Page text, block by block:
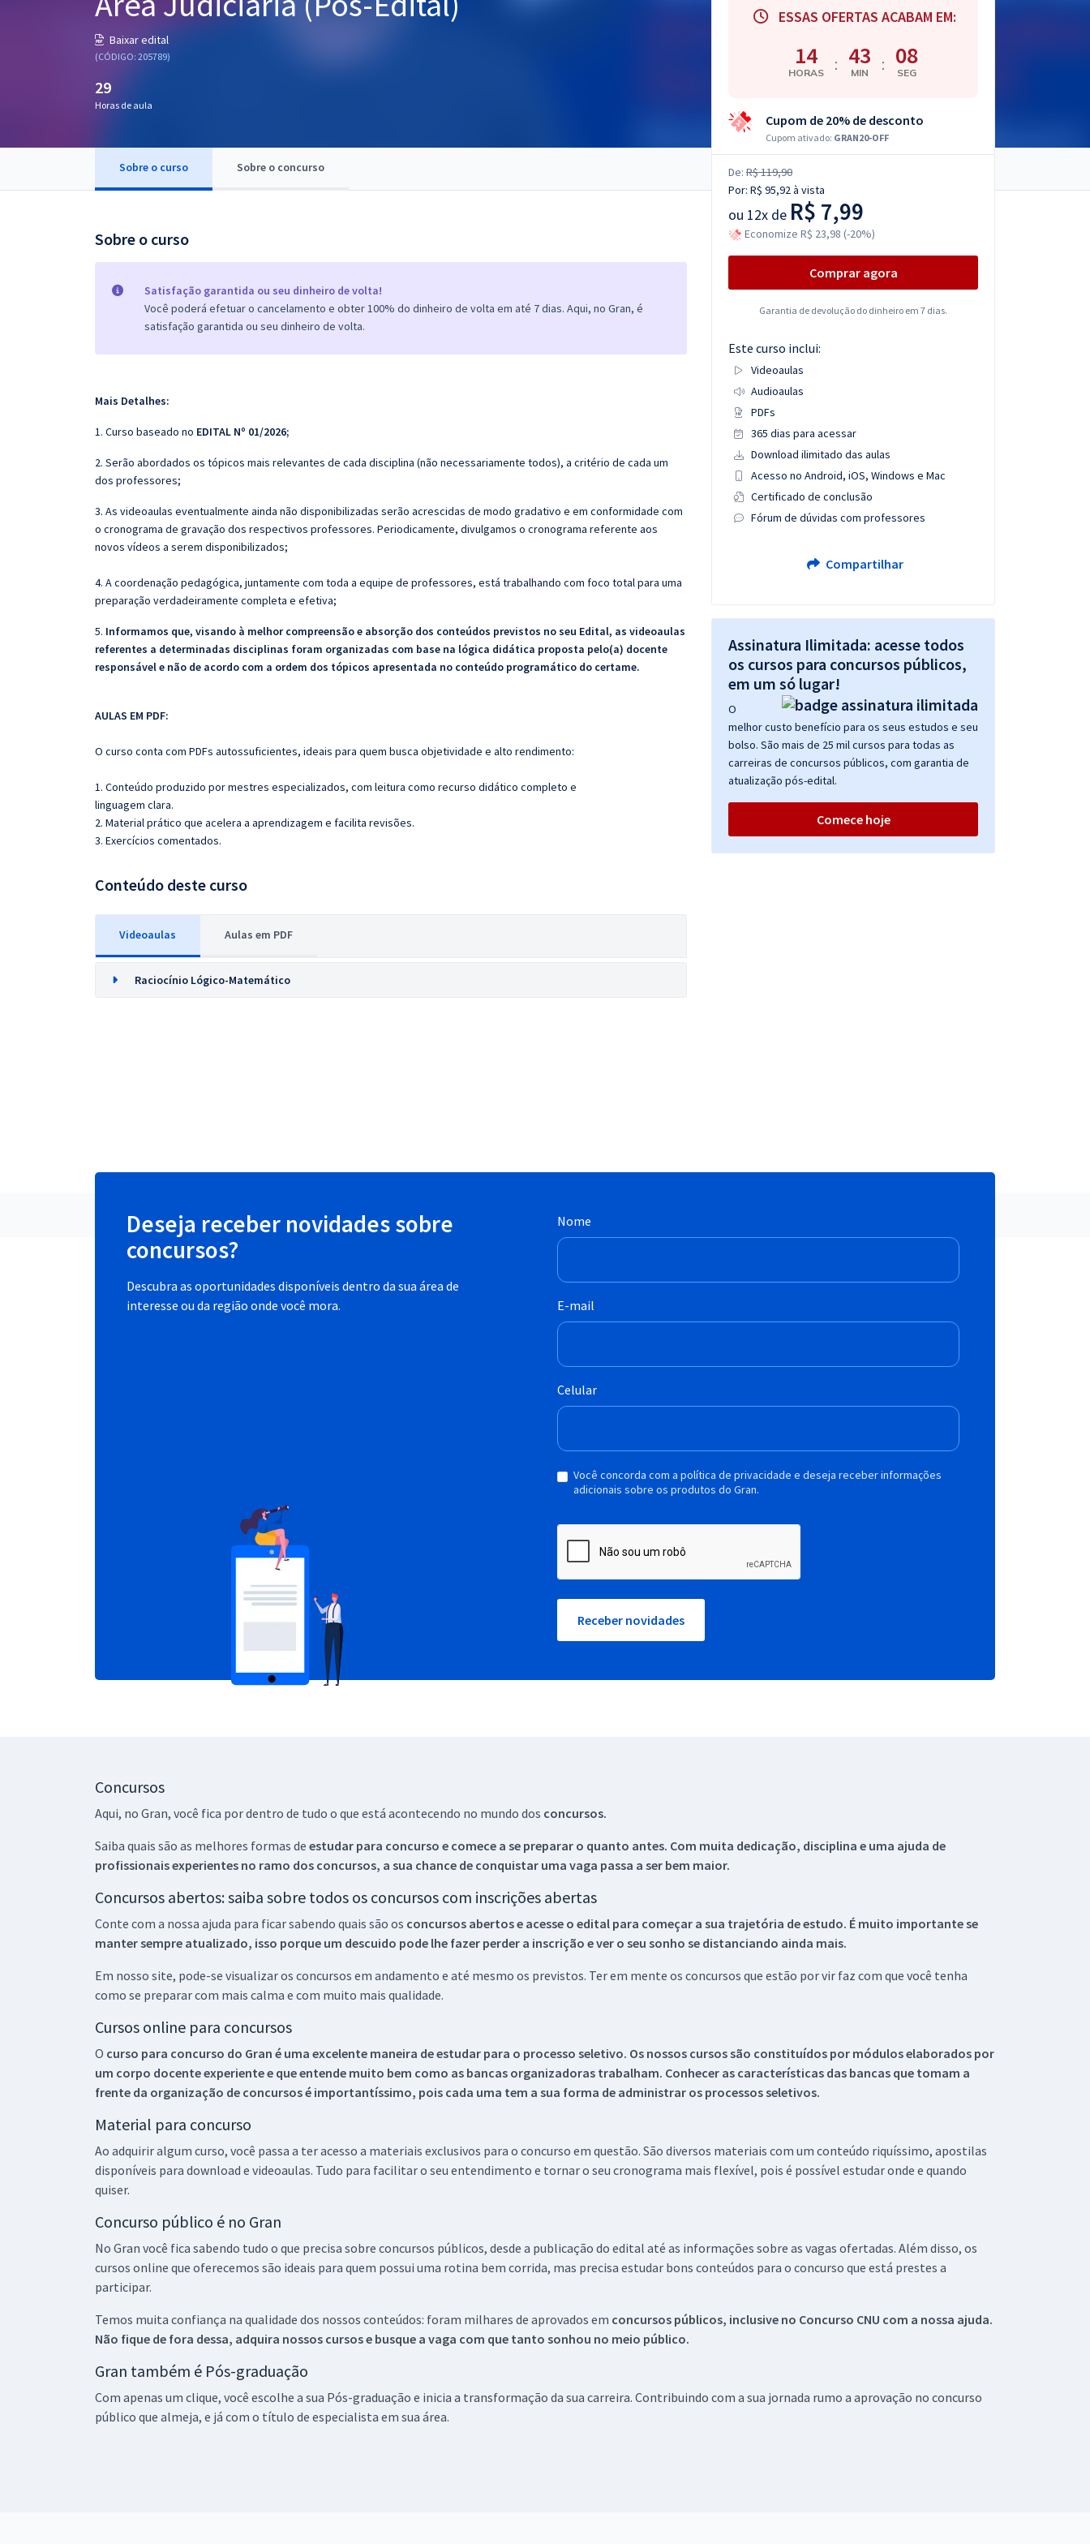
Baixar edital
(CÓDIGO: 205789)
29
Horas de aula
Sobre o curso Sobre o concurso
Sobre o curso
Satisfação garantida ou seu dinheiro de volta!
Você poderá efetuar o cancelamento e obter 100% do dinheiro de volta em até 7 dias. Aqui, no Gran, é
satisfação garantida ou seu dinheiro de volta.
Mais Detalhes:
1. Curso baseado no EDITAL Nº 01/2026;
2. Serão abordados os tópicos mais relevantes de cada disciplina (não necessariamente todos), a critério de cada um
dos professores;
3. As videoaulas eventualmente ainda não disponibilizadas serão acrescidas de modo gradativo e em conformidade com
o cronograma de gravação dos respectivos professores. Periodicamente, divulgamos o cronograma referente aos
novos vídeos a serem disponibilizados;
4. A coordenação pedagógica, juntamente com toda a equipe de professores, está trabalhando com foco total para uma
preparação verdadeiramente completa e efetiva;
5. Informamos que, visando à melhor compreensão e absorção dos conteúdos previstos no seu Edital, as videoaulas
referentes a determinadas disciplinas foram organizadas com base na lógica didática proposta pelo(a) docente
responsável e não de acordo com a ordem dos tópicos apresentada no conteúdo programático do certame.
AULAS EM PDF:
O curso conta com PDFs autossuficientes, ideais para quem busca objetividade e alto rendimento:
1. Conteúdo produzido por mestres especializados, com leitura como recurso didático completo e
linguagem clara.
2. Material prático que acelera a aprendizagem e facilita revisões.
3. Exercícios comentados.
Conteúdo deste curso
Videoaulas Aulas em PDF
Raciocínio Lógico-Matemático
ESSAS OFERTAS ACABAM EM:
14
HORAS : 43
MIN : 07
SEG
Cupom de 20% de desconto
Cupom ativado: GRAN20-OFF
De: R$ 119,90
Por: R$ 95,92à vista
ou 12x de R$ 7,99
Economize R$ 23,98 (-20%)
Comprar agora
Garantia de devolução do dinheiro em 7 dias.
Este curso inclui:
Videoaulas
Audioaulas
PDFs
365 dias para acessar
Download ilimitado das aulas
Acesso no Android, iOS, Windows e Mac
Certificado de conclusão
Fórum de dúvidas com professores
Compartilhar
Assinatura Ilimitada: acesse todos
os cursos para concursos públicos,
em um só lugar!
O
melhor custo benefício para os seus estudos e seu
bolso. São mais de 25 mil cursos para todas as
carreiras de concursos públicos, com garantia de
atualização pós-edital.
Comece hoje
Deseja receber novidades sobre
concursos?
Descubra as oportunidades disponíveis dentro da sua área de
interesse ou da região onde você mora.
Nome
E-mail
Celular
Você concorda com a política de privacidade e deseja receber informações
adicionais sobre os produtos do Gran.
Receber novidades
Concursos
Aqui, no Gran, você fica por dentro de tudo o que está acontecendo no mundo dos concursos.
Saiba quais são as melhores formas de estudar para concurso e comece a se preparar o quanto antes. Com muita dedicação, disciplina e uma ajuda de
profissionais experientes no ramo dos concursos, a sua chance de conquistar uma vaga passa a ser bem maior.
Concursos abertos: saiba sobre todos os concursos com inscrições abertas
Conte com a nossa ajuda para ficar sabendo quais são os concursos abertos e acesse o edital para começar a sua trajetória de estudo. É muito importante se
manter sempre atualizado, isso porque um descuido pode lhe fazer perder a inscrição e ver o seu sonho se distanciando ainda mais.
Em nosso site, pode-se visualizar os concursos em andamento e até mesmo os previstos. Ter em mente os concursos que estão por vir faz com que você tenha
como se preparar com mais calma e com muito mais qualidade.
Cursos online para concursos
O curso para concurso do Gran é uma excelente maneira de estudar para o processo seletivo. Os nossos cursos são constituídos por módulos elaborados por
um corpo docente experiente e que entende muito bem como as bancas organizadoras trabalham. Conhecer as características das bancas que tomam a
frente da organização de concursos é importantíssimo, pois cada uma tem a sua forma de administrar os processos seletivos.
Material para concurso
Ao adquirir algum curso, você passa a ter acesso a materiais exclusivos para o concurso em questão. São diversos materiais com um conteúdo riquíssimo, apostilas
disponíveis para download e videoaulas. Tudo para facilitar o seu entendimento e tornar o seu cronograma mais flexível, pois é possível estudar onde e quando
quiser.
Concurso público é no Gran
No Gran você fica sabendo tudo o que precisa sobre concursos públicos, desde a publicação do edital até as informações sobre as vagas ofertadas. Além disso, os
cursos online que oferecemos são ideais para quem possui uma rotina bem corrida, mas precisa estudar bons conteúdos para o concurso que está prestes a
participar.
Temos muita confiança na qualidade dos nossos conteúdos: foram milhares de aprovados em concursos públicos, inclusive no Concurso CNU com a nossa ajuda.
Não fique de fora dessa, adquira nossos cursos e busque a vaga com que tanto sonhou no meio público.
Gran também é Pós-graduação
Com apenas um clique, você escolhe a sua Pós-graduação e inicia a transformação da sua carreira. Contribuindo com a sua jornada rumo a aprovação no concurso
público que almeja, e já com o título de especialista em sua área.